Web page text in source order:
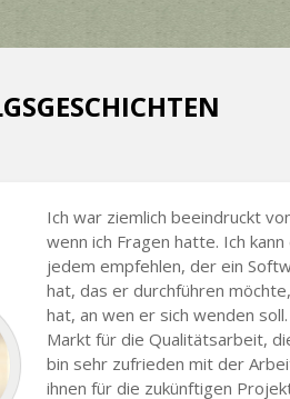
Ich war ziemlich beeindruckt
wenn ich Fragen hatte. Ich
jedem empfehlen, der ein
hat, das er durchführen
hat, an wen er sich wenden
Markt für die Qualitätsarbeit,
bin sehr zufrieden mit der
ihnen für die zukünftigen